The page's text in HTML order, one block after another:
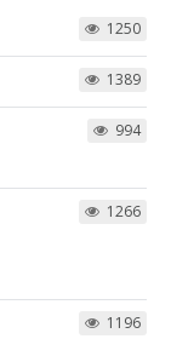
1250
1389
994
1266
1196